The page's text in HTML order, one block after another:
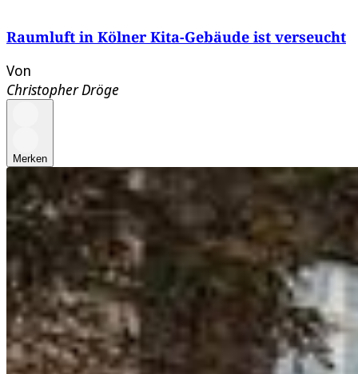
Raumluft in Kölner Kita-Gebäude ist verseucht
Von
Christopher Dröge
Merken